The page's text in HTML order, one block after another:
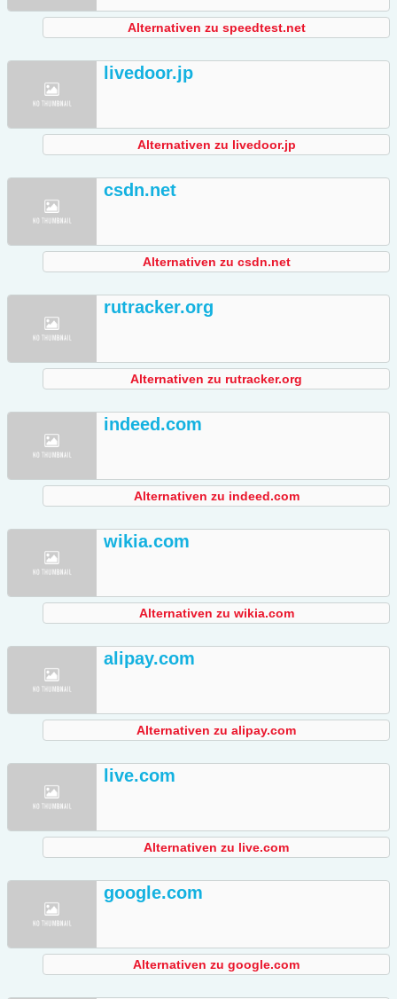
Alternativen zu speedtest.net
livedoor.jp
Alternativen zu livedoor.jp
csdn.net
Alternativen zu csdn.net
rutracker.org
Alternativen zu rutracker.org
indeed.com
Alternativen zu indeed.com
wikia.com
Alternativen zu wikia.com
alipay.com
Alternativen zu alipay.com
live.com
Alternativen zu live.com
google.com
Alternativen zu google.com